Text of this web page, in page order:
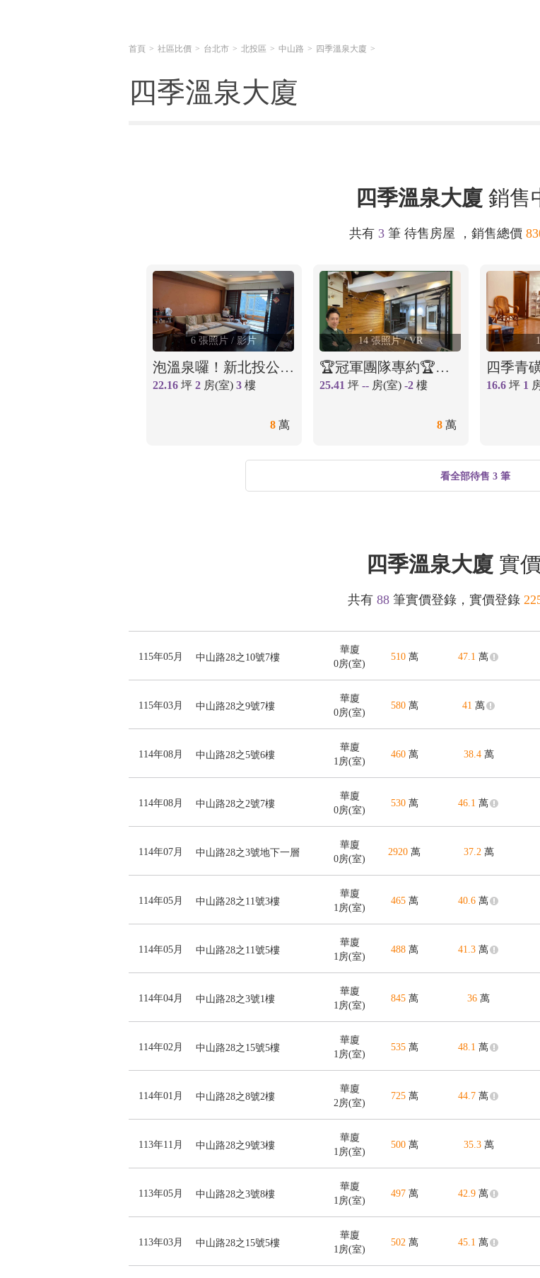
首頁 社區比價 台北市 北投區 中山路 四季溫泉大廈
四季溫泉大廈
四季溫泉大廈 銷售
共有 3 筆 待售房屋 ，銷售總價
6 張照片 / 影片
泡溫泉囉！新北投公園旁兩房渡假小屋 近捷運站
22.16 坪 2 房(室) 3 樓
8 萬
14 張照片 / VR
🏆冠軍團隊專約🏆新北投地熱谷知名景點面寬金店面
25.41 坪 -- 房(室) -2 樓
8 萬
四季青
16.6 坪 1
看全部待售 3 筆
四季溫泉大廈 實
共有 88 筆實價登錄，實價登錄
115年05月 中山路28之10號7樓
華廈
0房(室)
510萬 47.1 萬
115年03月 中山路28之9號7樓
華廈
0房(室)
580萬 41 萬
114年08月 中山路28之5號6樓
華廈
1房(室)
460萬 38.4萬
114年08月 中山路28之2號7樓
華廈
0房(室)
530萬 46.1 萬
114年07月 中山路28之3號地下一層
華廈
0房(室)
2920 萬 37.2萬
114年05月 中山路28之11號3樓
華廈
1房(室)
465萬 40.6 萬
114年05月 中山路28之11號5樓
華廈
1房(室)
488萬 41.3 萬
114年04月 中山路28之3號1樓
華廈
1房(室)
845萬 36 萬
114年02月 中山路28之15號5樓
華廈
1房(室)
535萬 48.1 萬
114年01月 中山路28之8號2樓
華廈
2房(室)
725萬 44.7 萬
113年11月 中山路28之9號3樓
華廈
1房(室)
500萬 35.3萬
113年05月 中山路28之3號8樓
華廈
1房(室)
497萬 42.9 萬
113年03月 中山路28之15號5樓
華廈
1房(室)
502萬 45.1 萬